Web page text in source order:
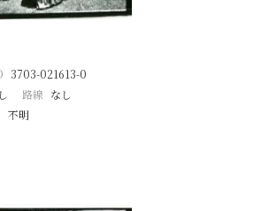
3703-021613-0
路線 なし
不明